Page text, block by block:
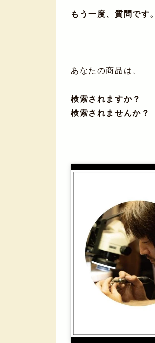
もう一度、質問です。
あなたの商品は、
検索されますか？
検索されませんか？